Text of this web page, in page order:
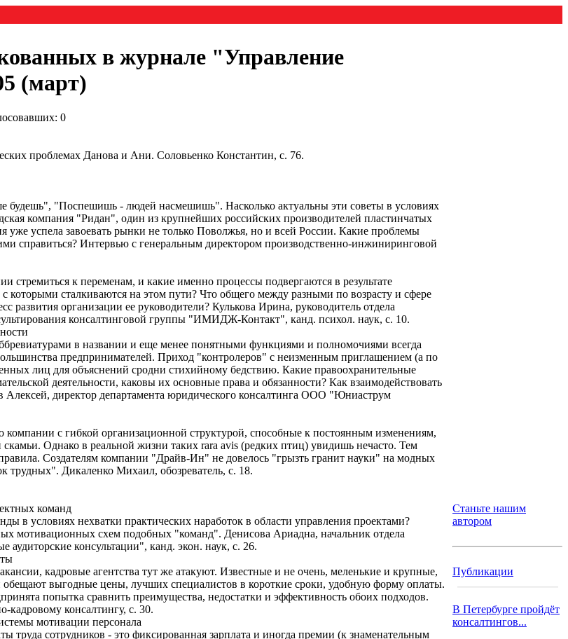
в журнале "Управление
(март)
0
проблемах Данова и Ани. Соловьенко Константин, с. 76.
будешь", "Поспешишь - людей насмешишь". Насколько актуальны эти советы в условиях
компания "Ридан", один из крупнейших российских производителей пластинчатых
уже успела завоевать рынки не только Поволжья, но и всей России. Какие проблемы
справиться? Интервью с генеральным директором производственно-инжиниринговой
к переменам, и какие именно процессы подвергаются в результате
сталкиваются на этом пути? Что общего между разными по возрасту и сфере
развития организации ее руководители? Кулькова Ирина, руководитель отдела
консалтинговой группы "ИМИДЖ-Контакт", канд. психол. наук, с. 10.
в названии и еще менее понятными функциями и полномочиями всегда
предпринимателей. Приход "контролеров" с неизменным приглашением (а по
лиц для объяснений сродни стихийному бедствию. Какие правоохранительные
деятельности, каковы их основные права и обязанности? Как взаимодействовать
Алексей, директор департамента юридического консалтинга ООО "Юниаструм
с гибкой организационной структурой, способные к постоянным изменениям,
Однако в реальной жизни таких rara avis (редких птиц) увидишь нечасто. Тем
Создателям компании "Драйв-Ин" не довелось "грызть гранит науки" на модных
Дикаленко Михаил, обозреватель, с. 18.
команд
в условиях нехватки практических наработок в области управления проектами?
мотивационных схем подобных "команд". Денисова Ариадна, начальник отдела
консультации", канд. экон. наук, с. 26.
кадровые агентства тут же атакуют. Известные и не очень, меленькие и крупные,
выгодные цены, лучших специалистов в короткие сроки, удобную форму оплаты.
попытка сравнить преимущества, недостатки и эффективность обоих подходов.
кадровому консалтингу, с. 30.
мотивации персонала
труда сотрудников - это фиксированная зарплата и иногда премии (к знаменательным
Станьте нашим
автором
Публикации
В Петербурге пройдёт
консалтингов...